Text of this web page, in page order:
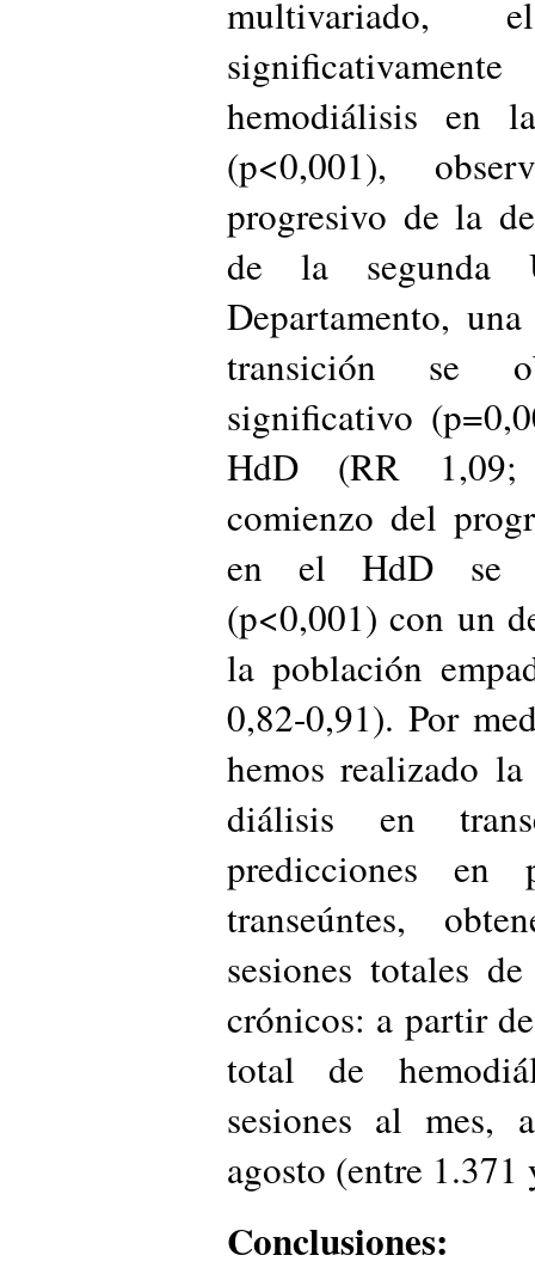
hemodiálisis en
(p<0,001),
progresivo de la
de la segunda
Departamento,
transición se
significativo
HdD (RR 1,09;
comienzo del
en el HdD se
(p<0,001) con un
la población
0,82-0,91). Por
hemos realizado
diálisis en
predicciones en
transeúntes,
sesiones totales
crónicos: a partir
total de
sesiones al mes,
agosto (entre 1.371
Conclusiones: